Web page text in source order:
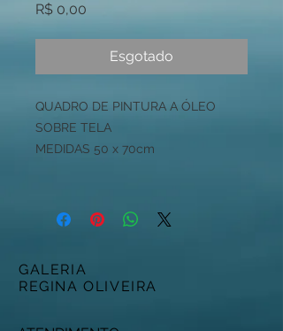
R$ 0,00
Esgotado
QUADRO DE PINTURA A ÓLEO
SOBRE TELA
MEDIDAS 50 x 70cm
GALERIA
REGINA OLIVEIRA